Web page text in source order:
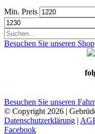
Min. Preis
Besuchen Sie unseren Shop
Besuchen Sie unseren
© Copyright 2026 |
Datenschutzerklärung |
Facebook